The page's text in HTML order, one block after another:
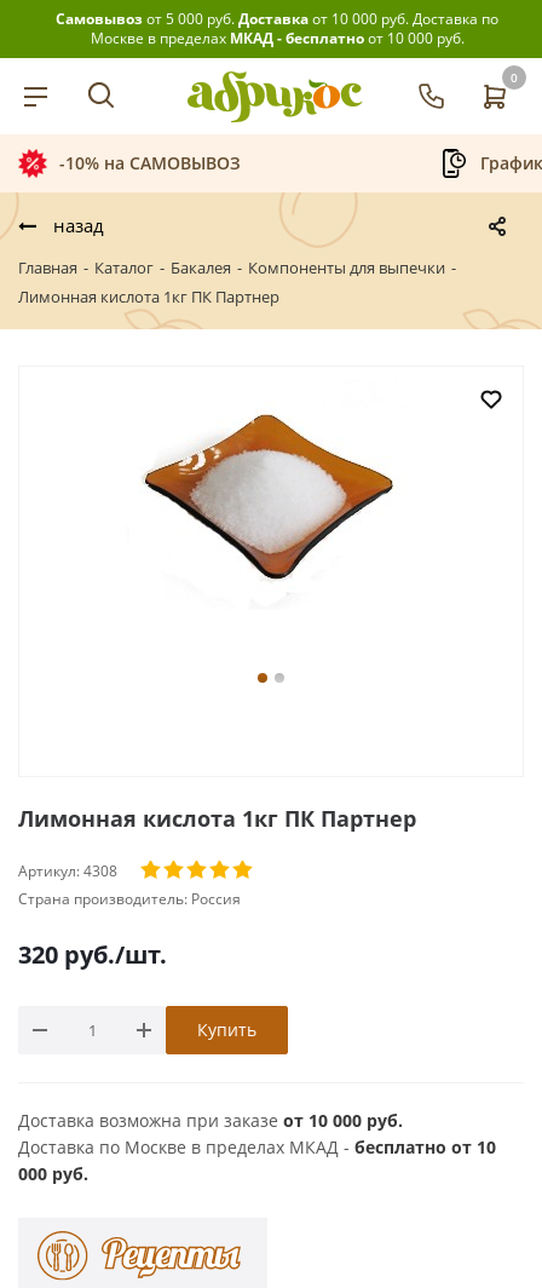
Самовывозот 5 000 руб.Доставкаот 10 000 руб.Доставка по
Москве в пределах МКАД - бесплатноот 10 000 руб.
0
-10% на САМОВЫВОЗ
назад
Главная - Каталог - Бакалея - Компоненты для выпечки -
Лимонная кислота 1кг ПК Партнер
Лимонная кислота 1кг ПК Партнер
Артикул:4308
Страна производитель: Россия
320 руб./шт.
Купить
Доставка возможна при заказе от 10 000 руб.
Доставка по Москве в пределах МКАД - бесплатно от 10
000 руб.